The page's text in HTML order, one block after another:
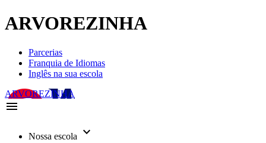
ARVOREZINHA
Parcerias
Franquia de Idiomas
Inglês na sua escola
ARVOREZINHA
menu
Nossa escola keyboard_arrow_down